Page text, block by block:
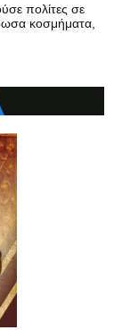
πολίτες σε
κοσμήματα,